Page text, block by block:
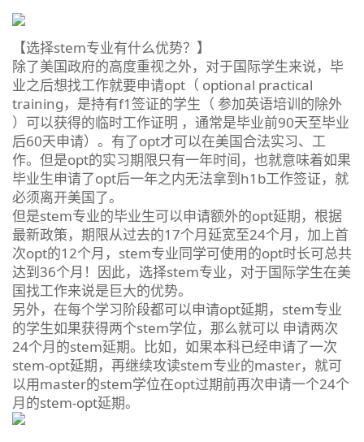
【选择stem专业有什么优势？】
除了美国政府的高度重视之外，对于国际学生来说，毕
业之后想找工作就要申请opt（ optional practical
training，是持有f1签证的学生（ 参加英语培训的除外
）可以获得的临时工作证明 ，通常是毕业前90天至毕业
后60天申请）。有了opt才可以在美国合法实习、工
作。但是opt的实习期限只有一年时间，也就意味着如果
毕业生申请了opt后一年之内无法拿到h1b工作签证，就
必须离开美国了。
但是stem专业的毕业生可以申请额外的opt延期，根据
最新政策，期限从过去的17个月延宽至24个月，加上首
次opt的12个月，stem专业同学可使用的opt时长可总共
达到36个月！因此，选择stem专业，对于国际学生在美
国找工作来说是巨大的优势。
另外，在每个学习阶段都可以申请opt延期，stem专业
的学生如果获得两个stem学位，那么就可以 申请两次
24个月的stem延期。比如，如果本科已经申请了一次
stem-opt延期，再继续攻读stem专业的master，就可
以用master的stem学位在opt过期前再次申请一个24个
月的stem-opt延期。